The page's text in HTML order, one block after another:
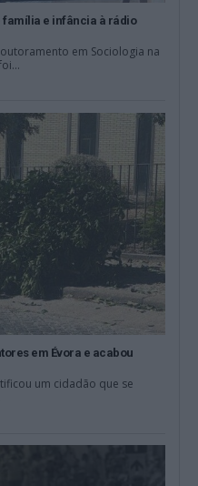
família e infância à rádio
em Sociologia na
em Évora e acabou
um cidadão que se